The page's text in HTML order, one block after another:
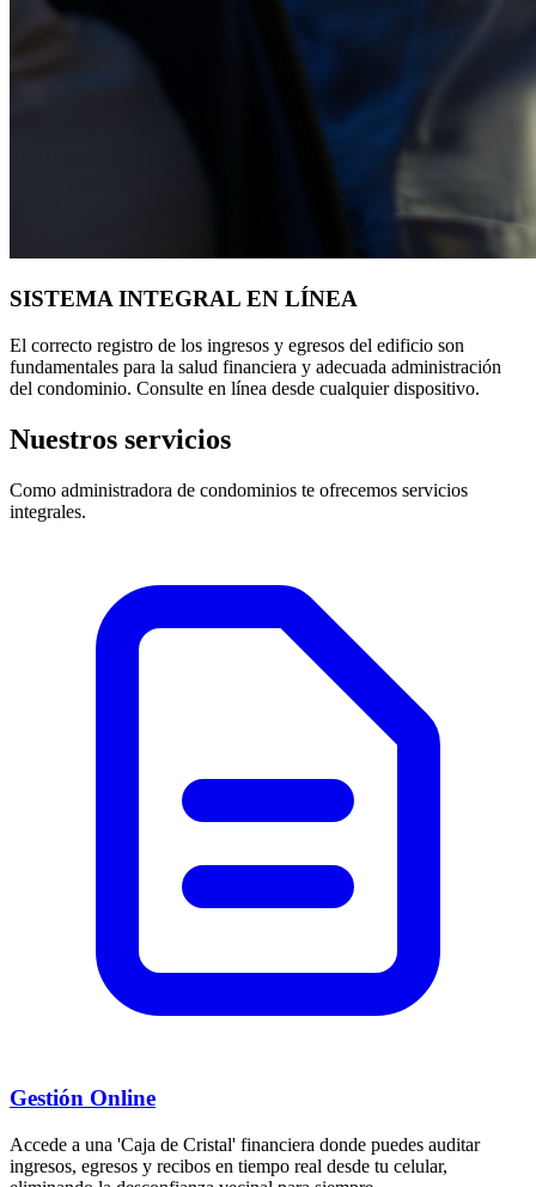
SISTEMA INTEGRAL EN LÍNEA
El correcto registro de los ingresos y egresos del edificio son
fundamentales para la salud financiera y adecuada administración
del condominio. Consulte en línea desde cualquier dispositivo.
Nuestros servicios
Como administradora de condominios te ofrecemos servicios
integrales.
Gestión Online
Accede a una 'Caja de Cristal' financiera donde puedes auditar
ingresos, egresos y recibos en tiempo real desde tu celular,